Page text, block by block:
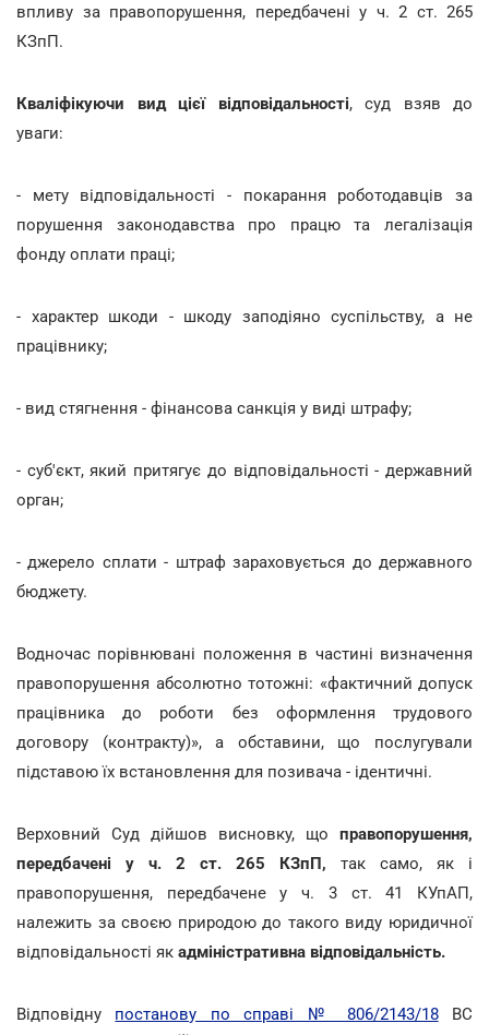
впливу за правопорушення, передбачені у ч. 2 ст. 265
КЗпП.
Кваліфікуючи вид цієї відповідальності, суд взяв до
уваги:
- мету відповідальності - покарання роботодавців за
порушення законодавства про працю та легалізація
фонду оплати праці;
- характер шкоди - шкоду заподіяно суспільству, а не
працівнику;
- вид стягнення - фінансова санкція у виді штрафу;
- суб'єкт, який притягує до відповідальності - державний
орган;
- джерело сплати - штраф зараховується до державного
бюджету.
Водночас порівнювані положення в частині визначення
правопорушення абсолютно тотожні: «фактичний допуск
працівника до роботи без оформлення трудового
договору (контракту)», а обставини, що послугували
підставою їх встановлення для позивача - ідентичні.
Верховний Суд дійшов висновку, що правопорушення,
передбачені у ч. 2 ст. 265 КЗпП, так само, як і
правопорушення, передбачене у ч. 3 ст. 41 КУпАП,
належить за своєю природою до такого виду юридичної
відповідальності як адміністративна відповідальність.
Відповідну постанову по справі № 806/2143/18ВС